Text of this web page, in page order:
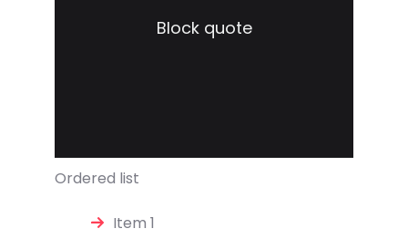
Block quote
Ordered list
Item 1